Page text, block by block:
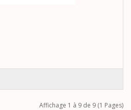
Affichage 1 à 9 de 9 (1 Pages)